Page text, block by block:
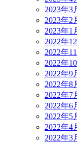
2023年3
2023年2
2023年1
2022年
2022年
2022年
2022年9
2022年8
2022年7
2022年6
2022年5
2022年4
2022年3